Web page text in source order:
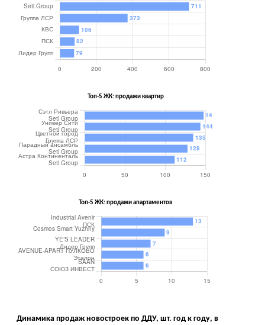
Топ-5 ЖК: продажи квартир
Топ-5 ЖК: продажи апартаментов
Динамика продаж новостроек по ДДУ, шт. год к году, в